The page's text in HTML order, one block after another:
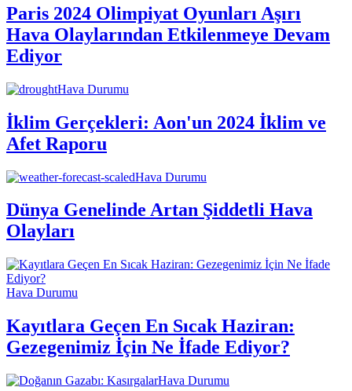
Paris 2024 Olimpiyat Oyunları Aşırı
Hava Olaylarından Etkilenmeye Devam
Ediyor
Hava Durumu
İklim Gerçekleri: Aon'un 2024 İklim ve
Afet Raporu
Hava Durumu
Dünya Genelinde Artan Şiddetli Hava
Olayları
Hava Durumu
Kayıtlara Geçen En Sıcak Haziran:
Gezegenimiz İçin Ne İfade Ediyor?
Hava Durumu